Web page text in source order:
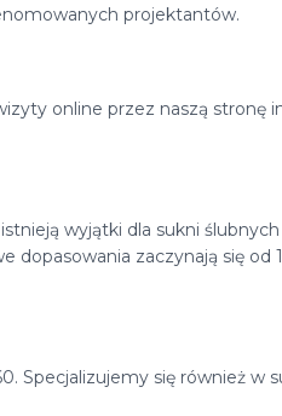
projektantów.
online przez naszą
wyjątki dla sukni
zaczynają się od
Specjalizujemy się również w